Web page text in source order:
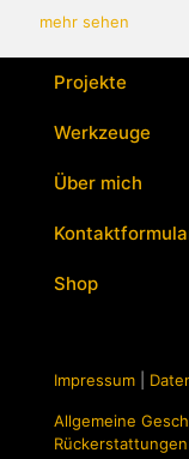
mehr sehen
Projekte
Werkzeuge
Über mich
Shop
Impressum
Allgemeine